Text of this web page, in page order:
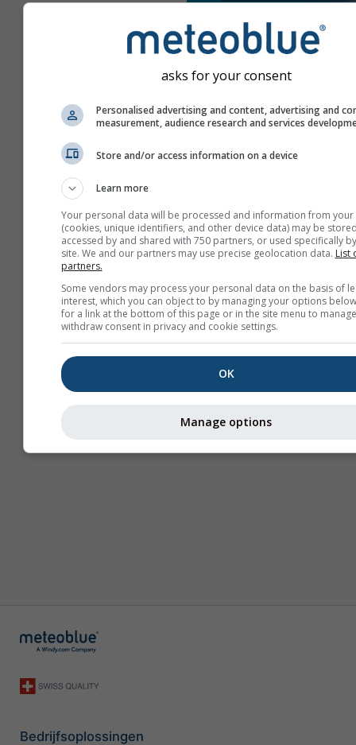
Meer informatie
Bedrijfsoplossingen
asks for your consent
Personalised advertising and content, advertising and
measurement, audience research and services
Store and/or access information on a device
Learn more
Your personal data will be processed and information from your
(cookies, unique identifiers, and other device data) may be
accessed by and shared with 750 partners, or used specifically
site. We and our partners may use precise geolocation data. List
partners.
Some vendors may process your personal data on the basis of
interest, which you can object to by managing your options
for a link at the bottom of this page or in the site menu to
withdraw consent in privacy and cookie settings.
OK
Manage options